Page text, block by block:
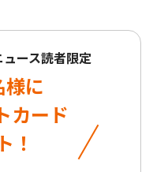
ース読者限定
様に
カード
！